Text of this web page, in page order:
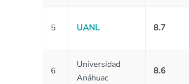
5 UANL 8.7
6
Universidad
Anáhuac
8.6